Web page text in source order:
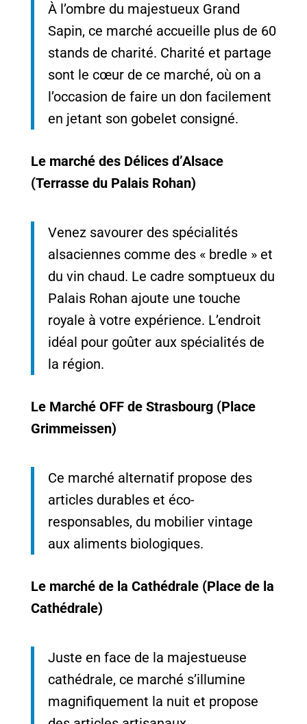
À l’ombre du majestueux Grand
Sapin, ce marché accueille plus de 60
stands de charité. Charité et partage
sont le cœur de ce marché, où on a
l’occasion de faire un don facilement
en jetant son gobelet consigné.
Le marché des Délices d’Alsace
(Terrasse du Palais Rohan)
Venez savourer des spécialités
alsaciennes comme des « bredle » et
du vin chaud. Le cadre somptueux du
Palais Rohan ajoute une touche
royale à votre expérience. L’endroit
idéal pour goûter aux spécialités de
la région.
Le Marché OFF de Strasbourg (Place
Grimmeissen)
Ce marché alternatif propose des
articles durables et éco-
responsables, du mobilier vintage
aux aliments biologiques.
Le marché de la Cathédrale (Place de la
Cathédrale)
Juste en face de la majestueuse
cathédrale, ce marché s’illumine
magnifiquement la nuit et propose